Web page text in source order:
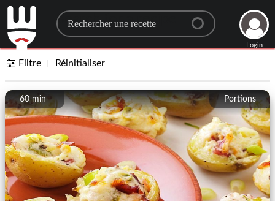
Search for a recipe
Login
Filtre Réinitialiser
Portions
60 min